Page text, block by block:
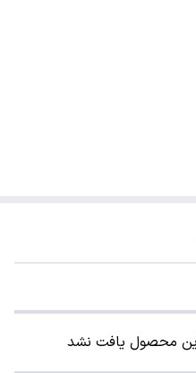
محصول یافت نشد